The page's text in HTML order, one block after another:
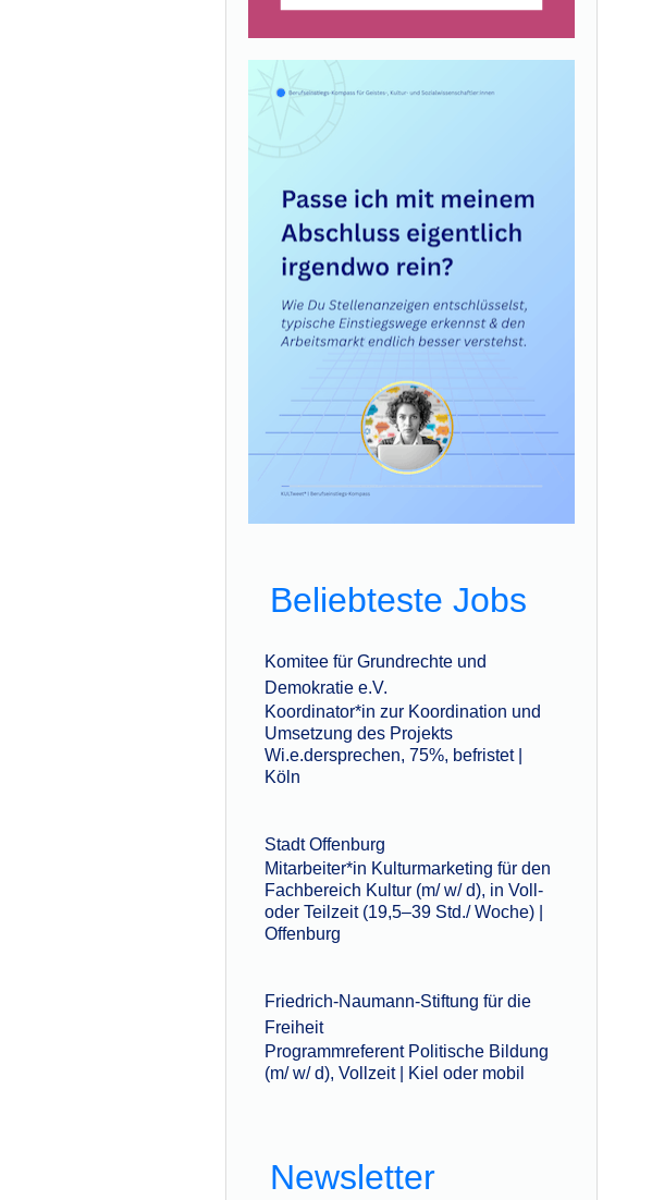
Beliebteste Jobs
Komitee für Grundrechte und
Demokratie e.V.
Koordinator*in zur Koordination und
Umsetzung des Projekts
Wi.e.dersprechen, 75%, befristet |
Köln
Stadt Offenburg
Mitarbeiter*in Kulturmarketing für den
Fachbereich Kultur (m/ w/ d), in Voll-
oder Teilzeit (19,5–39 Std./ Woche) |
Offenburg
Friedrich-Naumann-Stiftung für die
Freiheit
Programmreferent Politische Bildung
(m/ w/ d), Vollzeit | Kiel oder mobil
Newsletter